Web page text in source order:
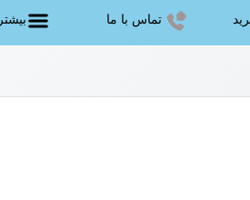
تماس با ما بیشتر